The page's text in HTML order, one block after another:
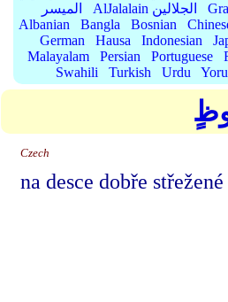
الميسر
AlJalalain الجلالين
Albanian
Bangla Bosnian
German
Hausa Indonesian
Malayalam
Persian Portuguese
Swahili
Turkish Urdu
Czech
na desce dobře